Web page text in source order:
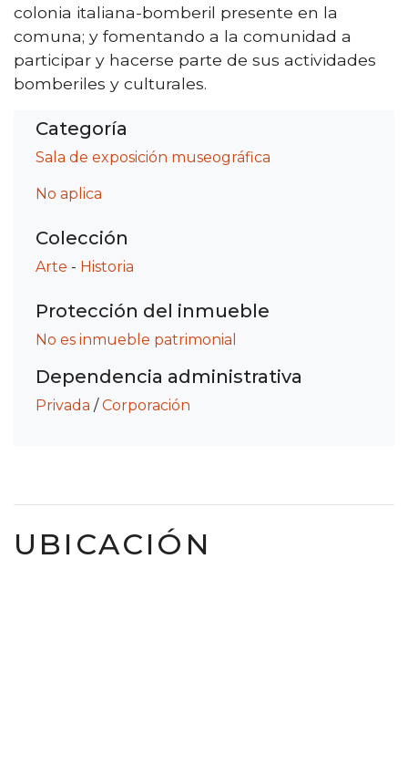
colonia italiana-bomberil presente en la
comuna; y fomentando a la comunidad a
participar y hacerse parte de sus actividades
bomberiles y culturales.
Categoría
Sala de exposición museográfica
No aplica
Colección
Arte - Historia
Protección del inmueble
No es inmueble patrimonial
Dependencia administrativa
Privada / Corporación
UBICACIÓN